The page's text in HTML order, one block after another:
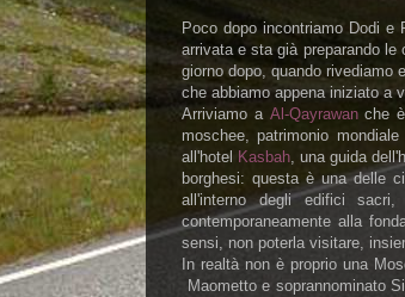
Poco dopo incontriamo Dodi
arrivata e sta già preparando
giorno dopo, quando rivediamo
che abbiamo appena iniziato a
Arriviamo a Al-Qayrawanche è
moschee, patrimonio
all'hotel Kasbah, una guida
borghesi: questa è una delle
all'interno degli edifici
contemporaneamente alla
sensi, non poterla visitare,
In realtà non è proprio una
Maometto e soprannominato